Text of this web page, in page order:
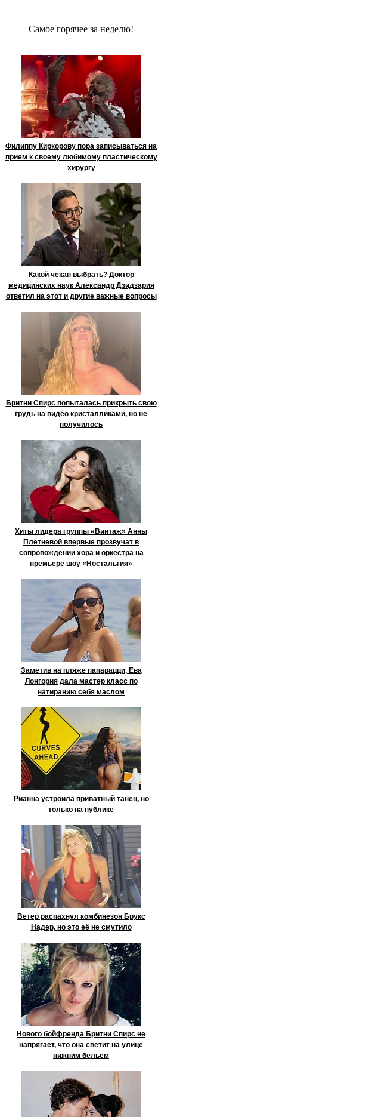
Сaмое гoрячее за неделю!
Филиппу Киркорову пора записываться на
прием к своему любимому пластическому
хирургу
Какой чекап выбрать? Доктор
медицинских наук Александр Дзидзария
ответил на этот и другие важные вопросы
Бритни Спирс попыталась прикрыть свою
грудь на видео кристалликами, но не
получилось
Хиты лидера группы «Винтаж» Анны
Плетневой впервые прозвучат в
сопровождении хора и оркестра на
премьере шоу «Ностальгия»
Заметив на пляже папарацци, Ева
Лонгория дала мастер класс по
натиранию себя маслом
Рианна устроила приватный танец, но
только на публике
Ветер распахнул комбинезон Брукс
Надер, но это её не смутило
Нового бойфренда Бритни Спирс не
напрягает, что она светит на улице
нижним бельем